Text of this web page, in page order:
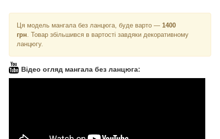
Ця модель мангала без ланцюга, буде варто — 1400
грн Товар збільшився в вартості завдяки декоративному
ланцюгу.
Відео огляд мангала без ланцюга: